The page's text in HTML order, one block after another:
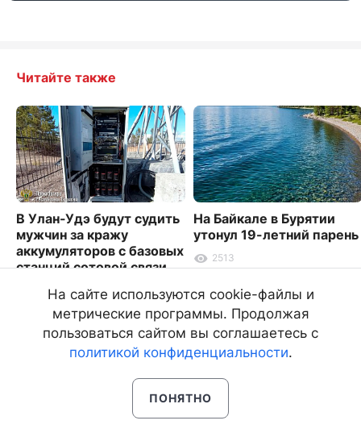
Читайте также
В Улан-Удэ будут судить
мужчин за кражу
аккумуляторов с базовых
станций сотовой связи
6224
На Байкале в Бурятии
утонул 19-летний парень
2513
На сайте используются cookie-файлы и
метрические программы. Продолжая
пользоваться сайтом вы соглашаетесь с
политикой конфиденциальности.
ПОНЯТНО